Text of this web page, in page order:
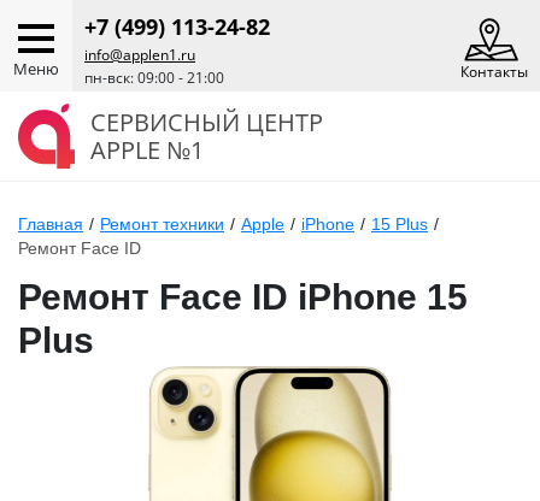
Меню
+7 (499) 113-24-82
info@applen1.ru
пн-вск: 09:00 - 21:00
Контакты
СЕРВИСНЫЙ ЦЕНТР
APPLE №1
Главная / Ремонт техники / Apple / iPhone / 15 Plus /
Ремонт Face ID
Ремонт Face ID iPhone 15
Plus